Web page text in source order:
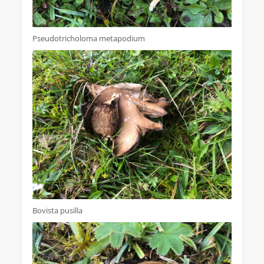
Pseudotricholoma metapodium
Bovista pusilla